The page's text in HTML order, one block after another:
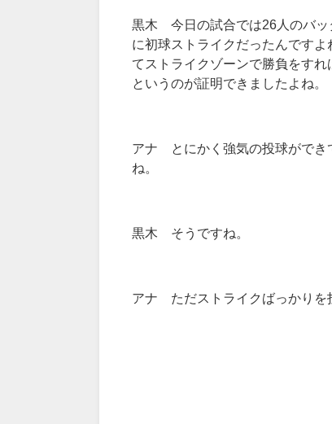
黒木 今日の試合では26 人のバ
に初球ストライクだったんですよ
てストライクゾーンで勝負をす
というのが証明できましたよね。
アナ とにかく強気の投球ができ
ね。
黒木 そうですね。
アナ ただストライクばっかりを